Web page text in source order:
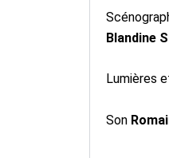
Blandine
Lumières
Son